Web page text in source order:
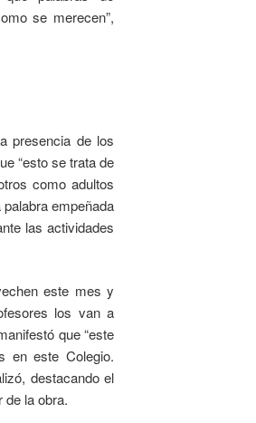
se merecen”,
presencia de los
“esto se trata de
como adultos
empeñada
las actividades
este mes y
los van a
que “este
en este Colegio.
destacando el
de la obra.